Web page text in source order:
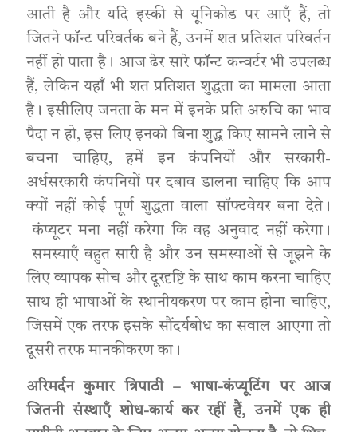
आती है और यदि इस्की से यूनिकोड पर आएँ हैं, तो
जितने फॉन्ट परिवर्तक बने हैं, उनमें शत प्रतिशत परिवर्तन
नहीं हो पाता है। आज ढेर सारे फॉन्ट कन्वर्टर भी उपलब्ध
हैं, लेकिन यहाँ भी शत प्रतिशत शुद्धता का मामला आता
है। इसीलिए जनता के मन में इनके प्रति अरुचि का भाव
पैदा न हो, इस लिए इनको बिना शुद्ध किए सामने लाने से
बचना चाहिए, हमें इन कंपनियों और सरकारी-
अर्धसरकारी कंपनियों पर दबाव डालना चाहिए कि आप
क्यों नहीं कोई पूर्ण शुद्धता वाला सॉफ्टवेयर बना देते।
कंप्यूटर मना नहीं करेगा कि वह अनुवाद नहीं करेगा।
समस्याएँ बहुत सारी है और उन समस्याओं से जूझने के
लिए व्यापक सोच और दूरदृष्टि के साथ काम करना चाहिए
साथ ही भाषाओं के स्थानीयकरण पर काम होना चाहिए,
जिसमें एक तरफ इसके सौंदर्यबोध का सवाल आएगा तो
दूसरी तरफ मानकीकरण का।
अरिमर्दन कुमार त्रिपाठी – भाषा-कंप्यूटिंग
पर आज
जितनी संस्थाएँ शोध-कार्य कर रहीं हैं, उनमें एक ही